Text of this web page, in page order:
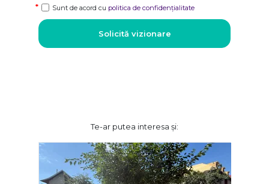
Sunt de acord cu politica de confidențialitate
Solicită vizionare
Te-ar putea interesa și: